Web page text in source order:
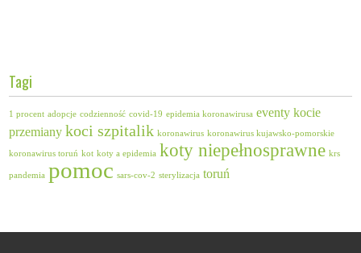
Tagi
1 procent adopcje codzienność covid-19 epidemia koronawirusa eventy kocie
przemiany koci szpitalik koronawirus koronawirus kujawsko-pomorskie
koronawirus toruń kot koty a epidemia koty niepełnosprawne krs
pandemia pomoc sars-cov-2 sterylizacja toruń